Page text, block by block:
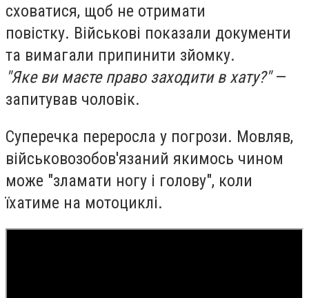
сховатися, щоб не отримати
повістку. Військові показали документи
та вимагали припинити зйомку.
"Яке ви маєте право заходити в хату?"—
запитував чоловік.
Суперечка переросла у погрози. Мовляв,
військовозобов'язаний якимось чином
може "зламати ногу і голову", коли
їхатиме на мотоциклі.